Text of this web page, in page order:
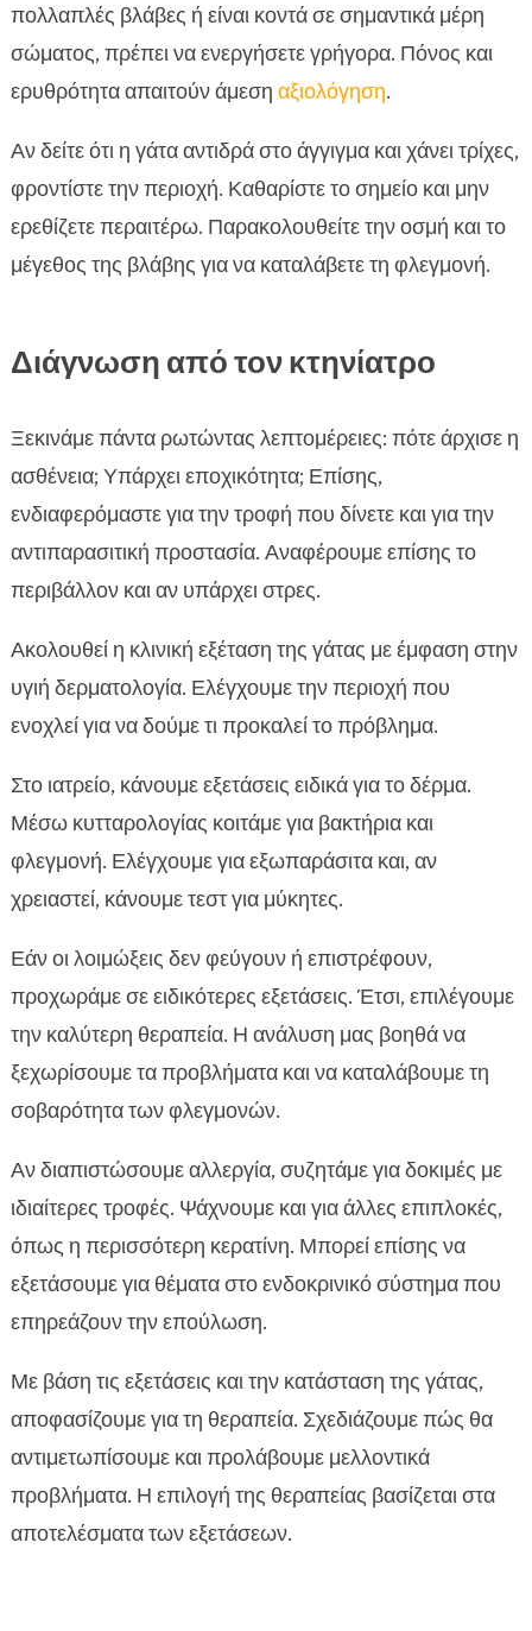
πολλαπλές βλάβες ή είναι κοντά σε σημαντικά μέρη
σώματος, πρέπει να ενεργήσετε γρήγορα. Πόνος και
ερυθρότητα απαιτούν άμεση αξιολόγηση.
Αν δείτε ότι η γάτα αντιδρά στο άγγιγμα και χάνει τρίχες,
φροντίστε την περιοχή. Καθαρίστε το σημείο και μην
ερεθίζετε περαιτέρω. Παρακολουθείτε την οσμή και το
μέγεθος της βλάβης για να καταλάβετε τη φλεγμονή.
Διάγνωση από τον κτηνίατρο
Ξεκινάμε πάντα ρωτώντας λεπτομέρειες: πότε άρχισε η
ασθένεια; Υπάρχει εποχικότητα; Επίσης,
ενδιαφερόμαστε για την τροφή που δίνετε και για την
αντιπαρασιτική προστασία. Αναφέρουμε επίσης το
περιβάλλον και αν υπάρχει στρες.
Ακολουθεί η κλινική εξέταση της γάτας με έμφαση στην
υγιή δερματολογία. Ελέγχουμε την περιοχή που
ενοχλεί για να δούμε τι προκαλεί το πρόβλημα.
Στο ιατρείο, κάνουμε εξετάσεις ειδικά για το δέρμα.
Μέσω κυτταρολογίας κοιτάμε για βακτήρια και
φλεγμονή. Ελέγχουμε για εξωπαράσιτα και, αν
χρειαστεί, κάνουμε τεστ για μύκητες.
Εάν οι λοιμώξεις δεν φεύγουν ή επιστρέφουν,
προχωράμε σε ειδικότερες εξετάσεις. Έτσι, επιλέγουμε
την καλύτερη θεραπεία. Η ανάλυση μας βοηθά να
ξεχωρίσουμε τα προβλήματα και να καταλάβουμε τη
σοβαρότητα των φλεγμονών.
Αν διαπιστώσουμε αλλεργία, συζητάμε για δοκιμές με
ιδιαίτερες τροφές. Ψάχνουμε και για άλλες επιπλοκές,
όπως η περισσότερη κερατίνη. Μπορεί επίσης να
εξετάσουμε για θέματα στο ενδοκρινικό σύστημα που
επηρεάζουν την επούλωση.
Με βάση τις εξετάσεις και την κατάσταση της γάτας,
αποφασίζουμε για τη θεραπεία. Σχεδιάζουμε πώς θα
αντιμετωπίσουμε και προλάβουμε μελλοντικά
προβλήματα. Η επιλογή της θεραπείας βασίζεται στα
αποτελέσματα των εξετάσεων.